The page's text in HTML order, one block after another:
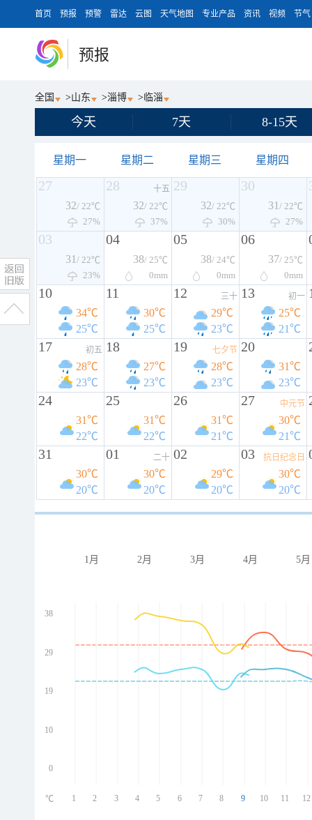
首页 预报 预警 雷达 云图 天气地图 专业产品 资讯 视频 节气
预报
全国 >山东 >淄博 > 临淄
今天 7天 8-15天
星期一 星期二 星期三 星期四
27
32/ 22℃
27%
28 十五
32/ 22℃
37%
29
32/ 22℃
30%
30
31 / 22℃
27%
03
31 / 22℃
23%
04
38/ 25℃
0mm
05
38/ 24℃
0mm
06
37/ 25℃
0mm
10
34℃
25℃
11
30℃
25℃
12 三十
29℃
23℃
13 初一
25℃
21℃
17 初五
28℃
23℃
18
27℃
23℃
19 七夕节
28℃
23℃
20
31℃
23℃
24
31℃
22℃
25
31℃
22℃
26
31℃
21℃
27 中元节
30℃
21℃
31
30℃
20℃
01 二十
30℃
20℃
02
29℃
20℃
03 抗日纪念日
30℃
20℃
1月 2月 3月 4月 5月
38
29
19
10
0
1 2 3 4 5 6 7 8 9 10 11 12
℃